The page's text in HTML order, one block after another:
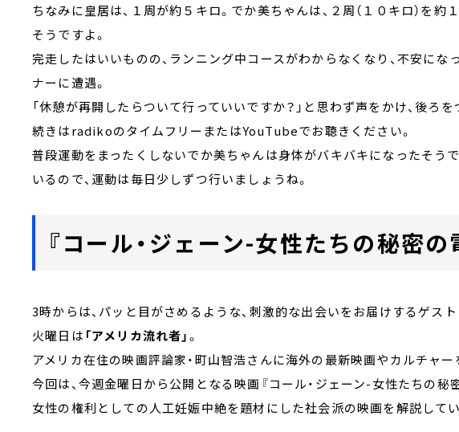
ちなみに皇居は、１周が約５キロ。でか美ちゃんは、２周（１０キロ）を
そうですよ。
完走したはいいものの、ランニング中コースがわからなくなり、不安にな
ナーに遭遇。
「休憩が再開したらついて行っていいですか？」と思わず声をかけ、後ろ
続きはradikoのタイムフリーまたはYouTubeでお聴きください。
普段運動をまったくしないでか美ちゃんは身体がバキバキになったそう
いるので、運動は毎日少しずつ行いましょうね。
『コール・ジェーン-女性たちの秘密の
3時からは、パッと目がさめるような、刺激的な出会いをお届けするゲス
火曜日は 「アメリカ流れ者」。
アメリカ在住の映画評論家・町山智浩さんに海外の最新映画やカルチャー
今回は、今週金曜日から公開となる映画『コール・ジェーン-女性たちの秘
女性の権利としての人工妊娠中絶を題材にした社会派の映画を解説して